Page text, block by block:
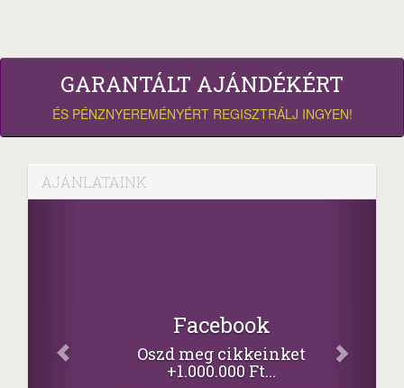
GARANTÁLT AJÁNDÉKÉRT
ÉS PÉNZNYEREMÉNYÉRT REGISZTRÁLJ INGYEN!
AJÁNLATAINK
Facebook
Oszd meg cikkeinket
+1.000.000 Ft...